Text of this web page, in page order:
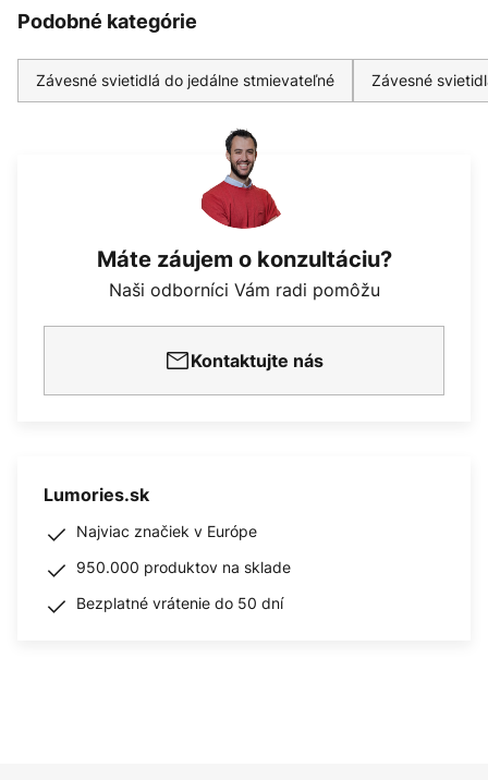
Podobné kategórie
Závesné svietidlá do jedálne stmievateľné Závesné
Máte záujem o konzultáciu?
Naši odborníci Vám radi pomôžu
Kontaktujte nás
Lumories.sk
Najviac značiek v Európe
950.000 produktov na sklade
Bezplatné vrátenie do 50 dní